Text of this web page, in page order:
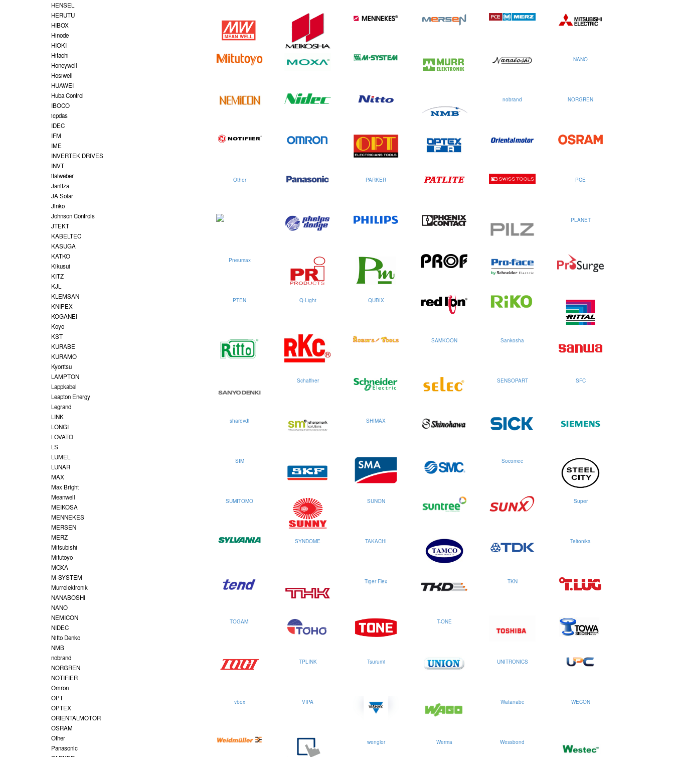
HENSEL
HERUTU
HIBOX
Hinode
HIOKI
Hitachi
Honeywell
Hosiwell
HUAWEI
Huba Control
IBOCO
icpdas
IDEC
IFM
IME
INVERTEK DRIVES
INVT
italweber
Janitza
JA Solar
Jinko
Johnson Controls
JTEKT
KABELTEC
KASUGA
KATKO
Kikusui
KITZ
KJL
KLEMSAN
KNIPEX
KOGANEI
Koyo
KST
KURABE
KURAMO
Kyoritsu
LAMPTON
Lappkabel
Leapton Energy
Legrand
LINK
LONGI
LOVATO
LS
LUMEL
LUNAR
MAX
Max Bright
Meanwell
MEIKOSA
MENNEKES
MERSEN
MERZ
Mitsubishi
Mitutoyo
MOXA
M-SYSTEM
Murrelektronik
NANABOSHI
NANO
NEMICON
NIDEC
Nitto Denko
NMB
nobrand
NORGREN
NOTIFIER
Omron
OPT
OPTEX
ORIENTALMOTOR
OSRAM
Other
Panasonic
NANO
nobrand NORGREN
Other PARKER PCE
PLANET
Pneumax
PTEN Q-Light QUBIX
SAMKOON Sankosha
Schaffner SENSOPART SFC
sharevdi SHIMAX
SIM Socomec
SUMITOMO SUNON Super
SYNDOME TAKACHI Teltonika
Tiger Flex TKN
TOGAMI T-ONE
TPLINK Tsurumi UNITRONICS
vbox VIPA Watanabe WECON
wenglor Werma Wessbond